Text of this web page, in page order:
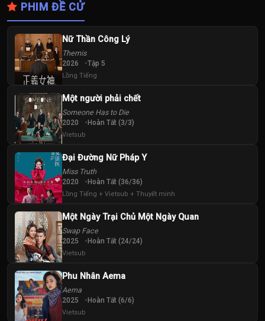
PHIM ĐỀ CỬ
Nữ Thần Công Lý
Themis
2026 Tập 5
Lồng Tiếng
Một người phải chết
Someone Has to Die
2020 Hoàn Tất (3/3)
Vietsub
Đại Đường Nữ Pháp Y
Miss Truth
2020 Hoàn Tất (36/36)
Lồng Tiếng + Vietsub + Thuyết minh
Một Ngày Trại Chủ Một Ngày Quan
Swap Face
2025 Hoàn Tất (24/24)
Vietsub
Phu Nhân Aema
Aema
2025 Hoàn Tất (6/6)
Vietsub